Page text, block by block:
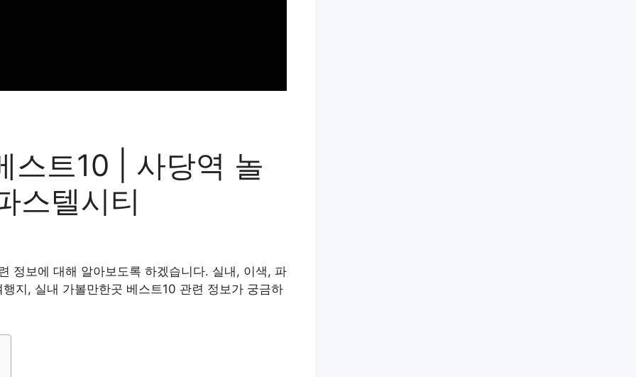
스트10 | 사당역 놀
스텔시티
정보에 대해 알아보도록 하겠습니다. 실내, 이색, 파
지, 실내 가볼만한곳 베스트10 관련 정보가 궁금하